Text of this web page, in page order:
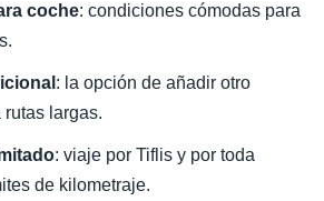
coche: condiciones cómodas para
: la opción de añadir otro
largas.
: viaje por Tiflis y por toda
de kilometraje.